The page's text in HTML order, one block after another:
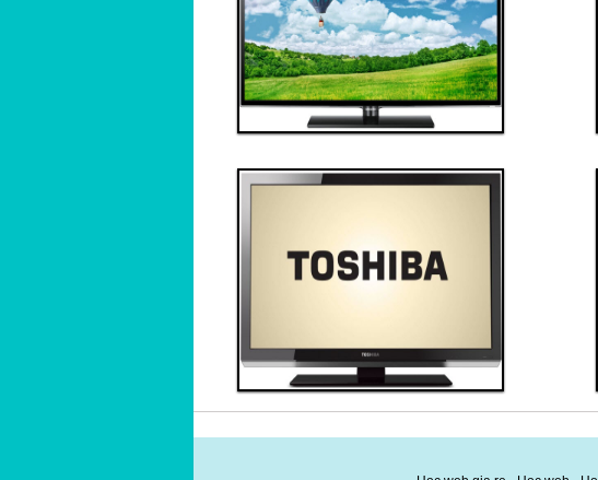
Tivi 4
Giá: 70,000,000 VND
Xem chi tiết
Đặt hàng
Tivi 7
Đặt hàng